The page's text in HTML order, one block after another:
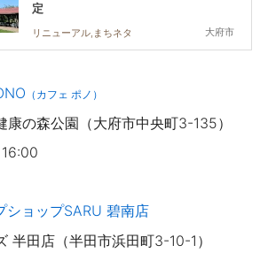
大府市
定
リニューアル,まちネタ
（カフェ ポノ）
の森公園（大府市中央町3-135）
ショップSARU 碧南店
半田店（半田市浜田町3-10-1）